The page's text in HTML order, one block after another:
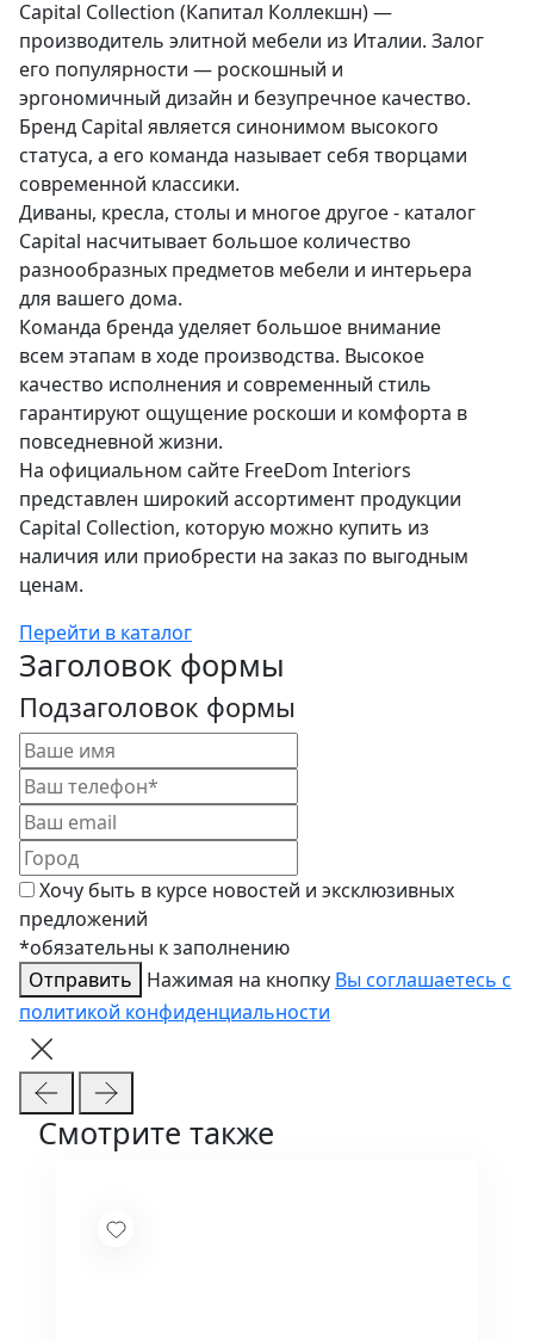
Capital Collection (Капитал Коллекшн) —
производитель элитной мебели из Италии. Залог
его популярности — роскошный и
эргономичный дизайн и безупречное качество.
Бренд Capital является синонимом высокого
статуса, а его команда называет себя творцами
современной классики.
Диваны, кресла, столы и многое другое - каталог
Capital насчитывает большое количество
разнообразных предметов мебели и интерьера
для вашего дома.
Команда бренда уделяет большое внимание
всем этапам в ходе производства. Высокое
качество исполнения и современный стиль
гарантируют ощущение роскоши и комфорта в
повседневной жизни.
На официальном сайте FreeDom Interiors
представлен широкий ассортимент продукции
Capital Collection, которую можно купить из
наличия или приобрести на заказ по выгодным
ценам.
Перейти в каталог
Заголовок формы
Подзаголовок формы
Хочу быть в курсе новостей и эксклюзивных
предложений
*обязательны к заполнению
Отправить
Нажимая на кнопку Вы соглашаетесь с
политикой конфиденциальности
Смотрите также